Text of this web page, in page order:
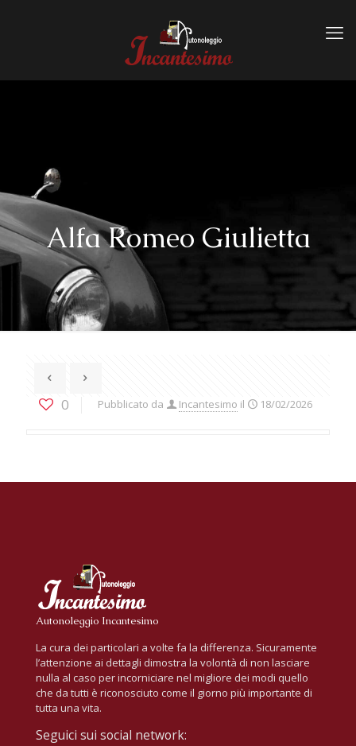
Alfa Romeo Giulietta
0 Pubblicato da Incantesimo il 18/02/2026
Autonoleggio Incantesimo
La cura dei particolari a volte fa la differenza. Sicuramente
l’attenzione ai dettagli dimostra la volontà di non lasciare
nulla al caso per incorniciare nel migliore dei modi quello
che da tutti è riconosciuto come il giorno più importante di
tutta una vita.
Seguici sui social network: